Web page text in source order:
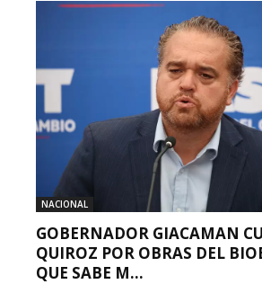
NACIONAL
GOBERNADOR GIACAMAN
QUIROZ POR OBRAS DEL
QUE SABE M...